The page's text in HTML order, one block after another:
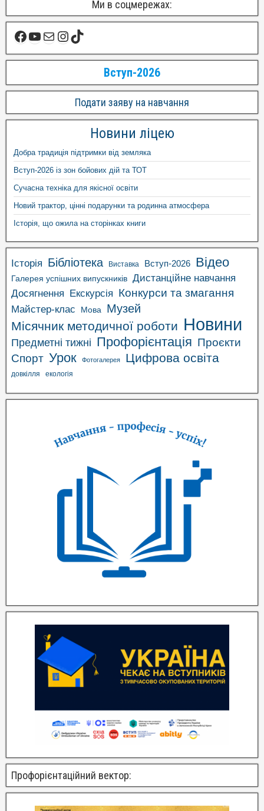
Ми в соцмережах:
Вступ-2026
Подати заяву на навчання
Новини ліцею
Добра традиція підтримки від земляка
Вступ-2026 із зон бойових дій та ТОТ
Сучасна техніка для якісної освіти
Новий трактор, цінні подарунки та родинна атмосфера
Історія, що ожила на сторінках книги
Історія Бібліотека Виставка Вступ-2026 Відео
Галерея успішних випускників Дистанційне навчання
Досягнення Екскурсія Конкурси та змагання
Майстер-клас Мова Музей
Місячник методичної роботи Новини
Предметні тижні Профорієнтація Проєкти
Спорт Урок Фотогалерея Цифрова освіта
довкілля екологія
Профорієнтаційний вектор: